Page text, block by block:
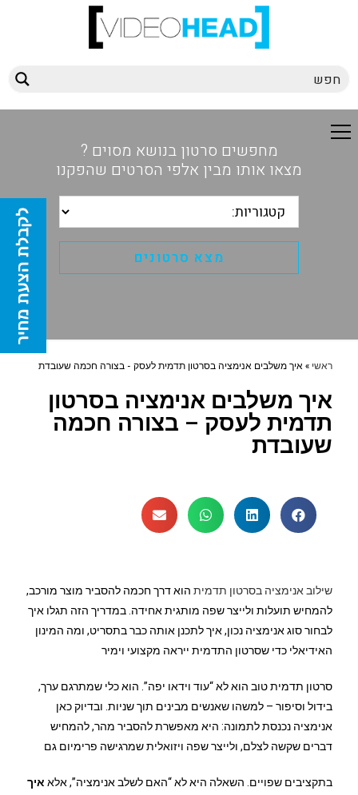
מחפשים סרטון בנושא מסוים ?
מצאו אותו מבין אלפי הסרטים שהפקנו
ראשי »איך משלבים אנימציה בסרטון תדמית לעסק - בצורה חכמה שעובדת
איך משלבים אנימציה בסרטון
תדמית לעסק – בצורה חכמה
שעובדת
שילוב אנימציה בסרטון תדמית הוא דרך חכמה להסביר מוצר מורכב,
להמחיש תועלות ולייצר שפה מותגית אחידה. במדריך הזה תגלו איך
לבחור סוג אנימציה נכון, איך לתכנן אותה כבר בתסריט, ומה המינון
האידיאלי כדי שסרטון התדמית ייראה מקצועי וימיר
סרטון תדמית טוב הוא לא “עוד וידאו יפה”. הוא כלי שמתרגם ערך,
בידול וסיפור – למשהו שאנשים מבינים תוך שניות. ובדיוק כאן
אנימציה נכנסת לתמונה: היא מאפשרת להסביר מהר, להמחיש
דברים שקשה לצלם, ולייצר שפה ויזואלית שמרגישה פרימיום גם
בתקציבים שפויים. השאלה היא לא “האם לשלב אנימציה”, אלא איך